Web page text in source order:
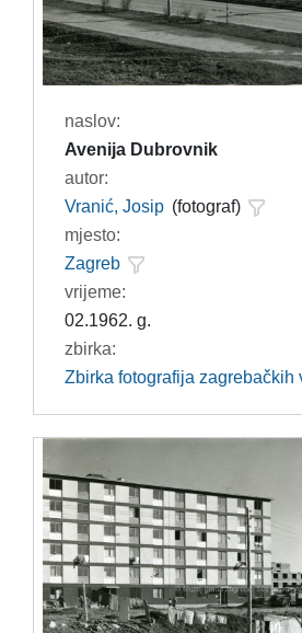
naslov:
Avenija Dubrovnik
autor:
Vranić, Josip (fotograf)
mjesto:
Zagreb
vrijeme:
02.1962. g.
zbirka:
Zbirka fotografija zagrebačkih